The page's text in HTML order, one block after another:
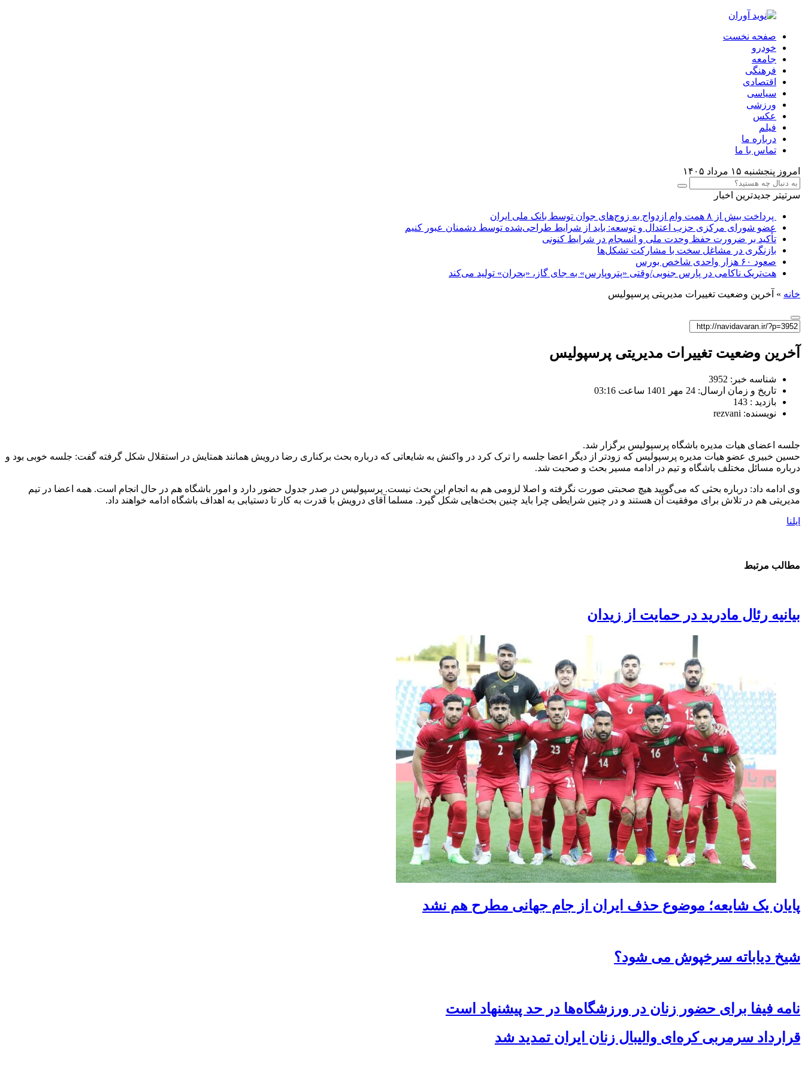
صفحه نخست
خودرو
جامعه
فرهنگی
اقتصادی
سیاسی
ورزشی
عکس
فیلم
درباره ما
تماس با ما
امروز پنجشنبه ۱۵ مرداد ۱۴۰۵
سرتیتر جدیدترین اخبار
پرداخت بیش از ۸ همت وام ازدواج به زوج‌های جوان توسط بانک ملی ایران
عضو شورای مرکزی حزب اعتدال و توسعه: باید از شرایط طراحی‌شده توسط دشمنان عبور کنیم
تأکید بر ضرورت حفظ وحدت ملی و انسجام در شرایط کنونی
بازنگری در مشاغل سخت با مشارکت تشکل‌ها
صعود ۶۰ هزار واحدی شاخص بورس
هت‌تریک ناکامی در پارس جنوبی/وقتی «پتروپارس» به جای گاز، «بحران» تولید می‌کند
خانه » آخرین وضعیت تغییرات مدیریتی پرسپولیس
آخرین وضعیت تغییرات مدیریتی پرسپولیس
شناسه خبر: 3952
تاریخ و زمان ارسال: 24 مهر 1401 ساعت 03:16
بازدید : 143
نویسنده: rezvani
جلسه اعضای هیات مدیره باشگاه پرسپولیس برگزار شد.
حسین خبیری عضو هیات مدیره پرسپولیس که زودتر از دیگر اعضا جلسه را ترک کرد در واکنش به شایعاتی که درباره بحث برکناری رضا درویش همانند همتایش در استقلال شکل گرفته گفت: جلسه خوبی بود و
درباره مسائل مختلف باشگاه و تیم در ادامه مسیر بحث و صحبت شد.
وی ادامه داد: درباره بحثی که می‌گویید هیچ صحبتی صورت نگرفته و اصلا لزومی هم به انجام این بحث نیست. پرسپولیس در صدر جدول حضور دارد و امور باشگاه هم در حال انجام است. همه اعضا در تیم
مدیریتی هم در تلاش برای موفقیت آن هستند و در چنین شرایطی چرا باید چنین بحث‌هایی شکل گیرد. مسلما آقای درویش با قدرت به کار تا دستیابی به اهداف باشگاه ادامه خواهند داد.
ایلنا
مطالب مرتبط
بیانیه رئال مادرید در حمایت از زیدان
پایان یک شایعه؛ موضوع حذف ایران از جام جهانی مطرح هم نشد
شیخ دیاباته سرخپوش می شود؟
نامه فیفا برای حضور زنان در ورزشگاه‌ها در حد پیشنهاد است
قرارداد سرمربی کره‌ای والیبال زنان ایران تمدید شد